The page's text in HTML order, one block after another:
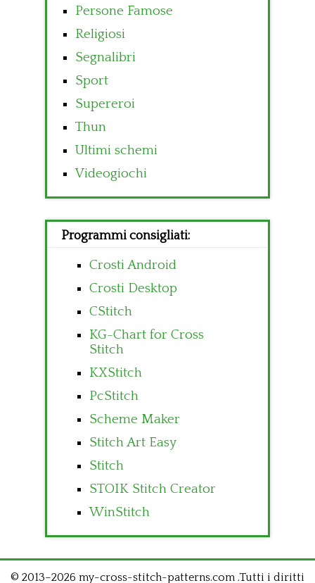
Persone Famose
Religiosi
Segnalibri
Sport
Supereroi
Thun
Ultimi schemi
Videogiochi
Programmi consigliati:
Crosti Android
Crosti Desktop
CStitch
KG-Chart for Cross
Stitch
KXStitch
PcStitch
Scheme Maker
Stitch Art Easy
Stitch
STOIK Stitch Creator
WinStitch
© 2013–2026 my-cross-stitch-patterns.com .Tutti i diritti